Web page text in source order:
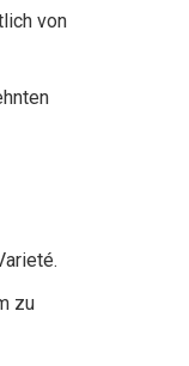
von
zu